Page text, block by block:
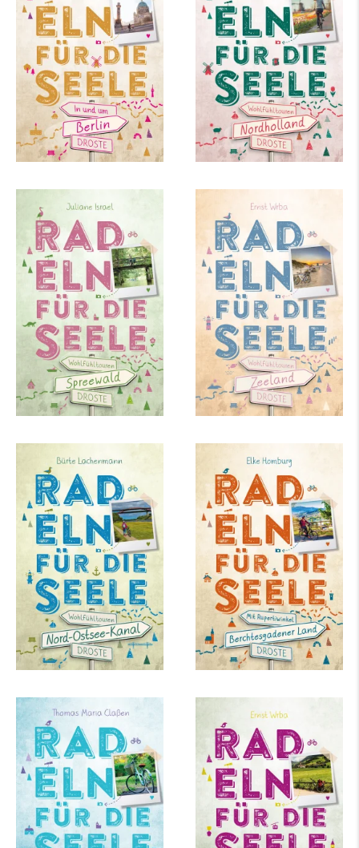
mehr Infos … mehr Infos …
Juliane Israel
Spreewald. Radeln für
die Seele
mehr Infos …
Ernst Wrba
Zeeland. Radeln für
die Seele
mehr Infos …
Bürte Lachenmann
Nord-Ostsee-Kanal.
Radeln für die Seele
mehr Infos …
Elke Homburg
Berchtesgadener
Land - Mit
Rupertiwinkel. Radeln
für die...
mehr Infos …
Thomas Maria Claßen
Niederrhein. Radeln
für die Seele
mehr Infos …
Ernst Wrba
Südtirol. Radeln für
die Seele
mehr Infos …